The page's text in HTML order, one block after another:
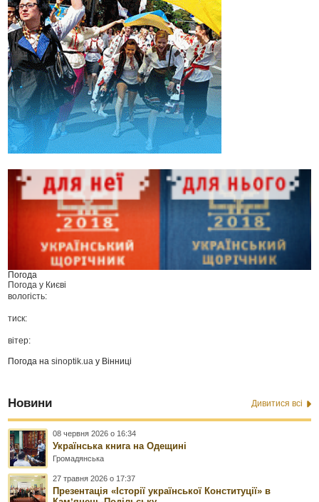
Погода
Погода у Києві
вологість:
тиск:
вітер:
Погода наsinoptik.ua у Вінниці
Новини Дивитися всі
08 червня 2026 о 16:34
Українська книга на Одещині
Громадянська
27 травня 2026 о 17:37
Презентація «Історії української Конституції» в